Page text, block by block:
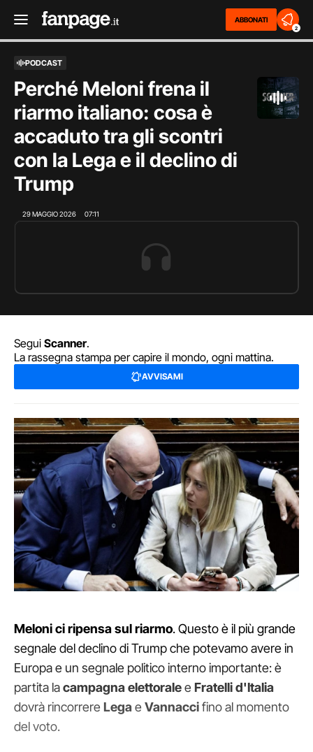
ABBONATI
2
PODCAST
Perché Meloni frena il
riarmo italiano: cosa è
accaduto tra gli scontri
con la Lega e il declino di
Trump
29 MAGGIO 2026 07:11
Segui Scanner.
La rassegna stampa per capire il mondo, ogni mattina.
AVVISAMI
Meloni ci ripensa sul riarmo. Questo è il più grande
segnale del declino di Trump che potevamo avere in
Europa e un segnale politico interno importante: è
partita lacampagna elettoralee Fratelli d'Italia
dovrà rincorrere Lega e Vannaccifino al momento
del voto.